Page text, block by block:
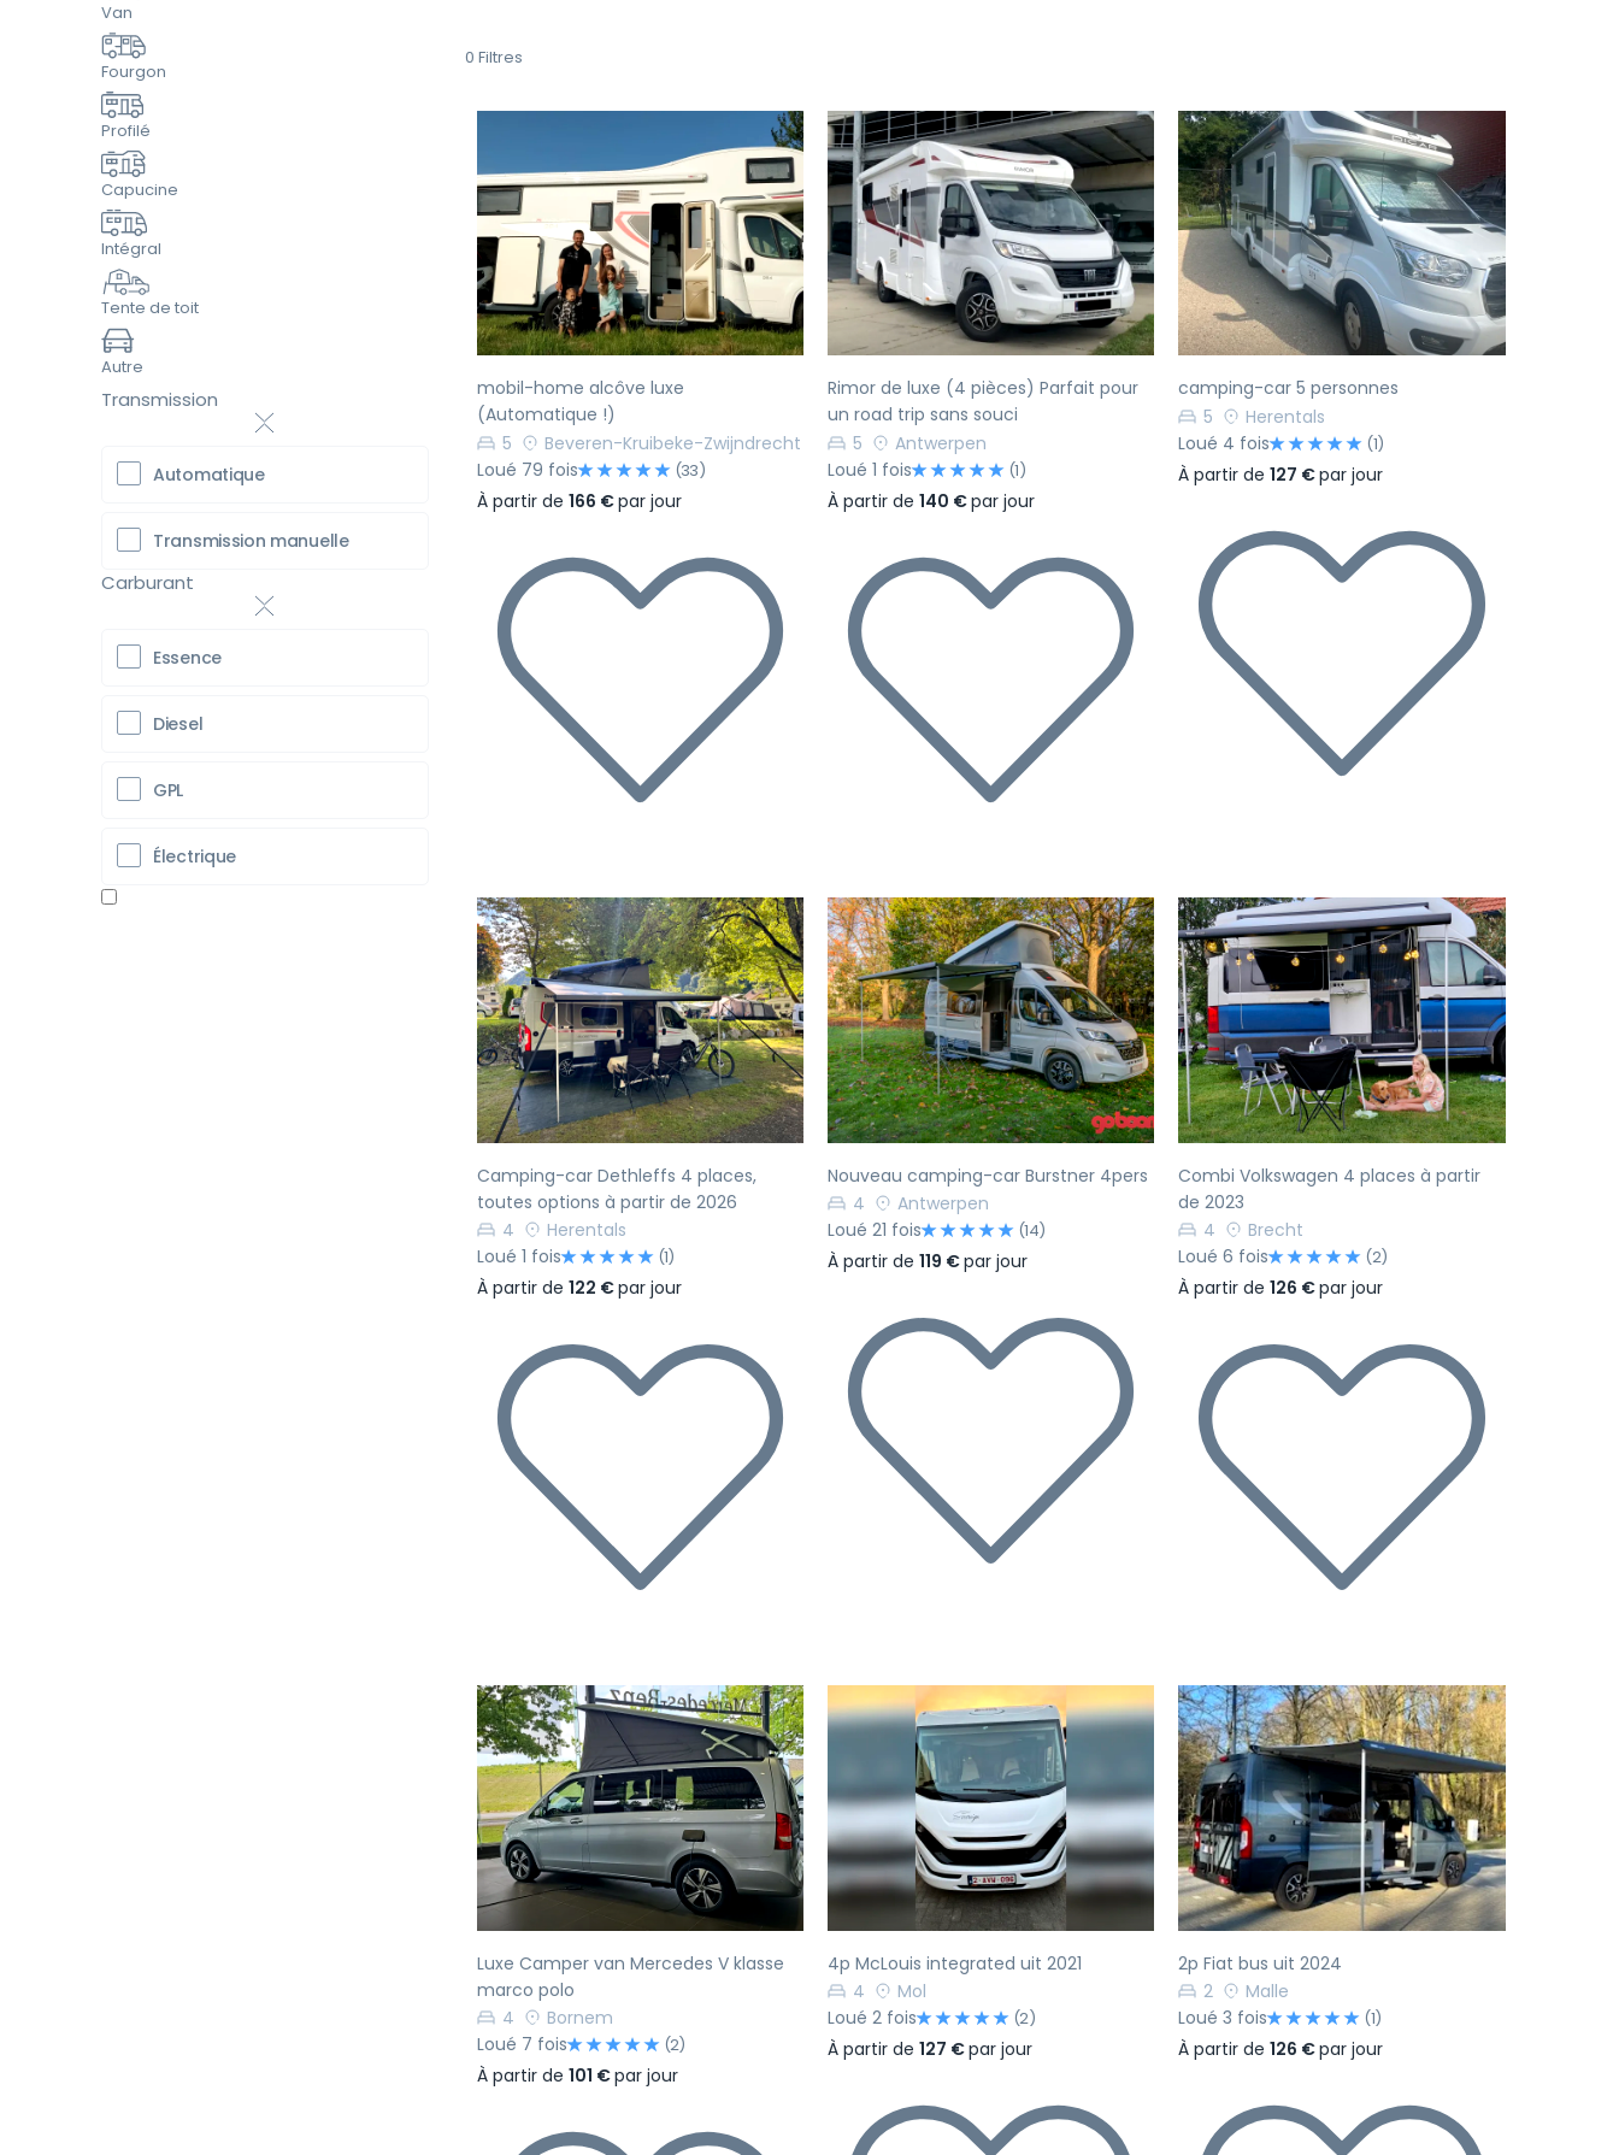
0 Filtres
Précédent Suivant
mobil-home alcôve luxe
(Automatique !)
5
Beveren-Kruibeke-Zwijndrecht
Loué 79 fois
(33)
À partir de 166 €par jour
Précédent Suivant
Rimor de luxe (4 pièces) Parfait pour
un road trip sans souci
5
Antwerpen
Loué 1 fois
(1)
À partir de 140 €par jour
Précédent Suivant
camping-car 5 personnes
5
Herentals
Loué 4 fois
(1)
À partir de127 €par jour
Précédent Suivant
Camping-car Dethleffs 4 places,
toutes options à partir de 2026
4
Herentals
Loué 1 fois
(1)
À partir de 122 €par jour
Précédent Suivant
Nouveau camping-car Burstner 4pers
4
Antwerpen
Loué 21 fois
(14)
À partir de 119 €par jour
Précédent Suivant
Combi Volkswagen 4 places à partir
de 2023
4
Brecht
Loué 6 fois
(2)
À partir de126 €par jour
Précédent Suivant
Luxe Camper van Mercedes V klasse
marco polo
4
Bornem
Loué 7 fois
(2)
À partir de 101 €par jour
Précédent Suivant
4p McLouis integrated uit 2021
4
Mol
Loué 2 fois
(2)
À partir de 127 €par jour
Précédent Suivant
2p Fiat bus uit 2024
2
Malle
Loué 3 fois
(1)
À partir de126 €par jour
Van
Fourgon
Profilé
Capucine
Intégral
Tente de toit
Autre
Transmission
Automatique
Transmission manuelle
Carburant
Essence
Diesel
GPL
Électrique